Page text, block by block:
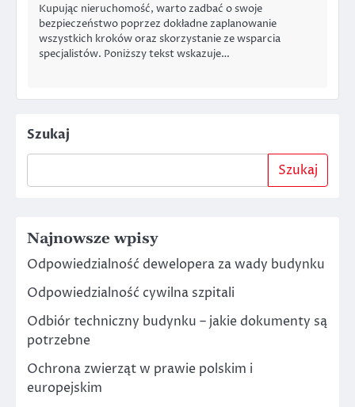
Kupując nieruchomość, warto zadbać o swoje
bezpieczeństwo poprzez dokładne zaplanowanie
wszystkich kroków oraz skorzystanie ze wsparcia
specjalistów. Poniższy tekst wskazuje…
Szukaj
Szukaj
Najnowsze wpisy
Odpowiedzialność dewelopera za wady budynku
Odpowiedzialność cywilna szpitali
Odbiór techniczny budynku – jakie dokumenty są
potrzebne
Ochrona zwierząt w prawie polskim i
europejskim